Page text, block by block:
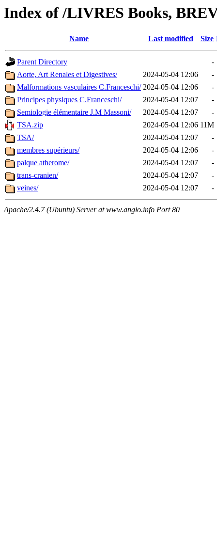
Index of /LIVRES Books,
Name Last modified Size
Parent Directory
-
Aorte, Art Renales et Digestives/
2024-05-04 12:06
-
Malformations vasculaires C.Franceschi/ 2024-05-04 12:06
-
Principes physiques C.Franceschi/
2024-05-04 12:07
-
Semiologie élémentaire J.M Massoni/
2024-05-04 12:07
-
TSA.zip
2024-05-04 12:06 11M
TSA/
2024-05-04 12:07
-
membres supérieurs/
2024-05-04 12:06
-
palque atherome/
2024-05-04 12:07
-
trans-cranien/
2024-05-04 12:07
-
veines/
2024-05-04 12:07 -
Apache/2.4.7 (Ubuntu) Server at www.angio.info Port 80